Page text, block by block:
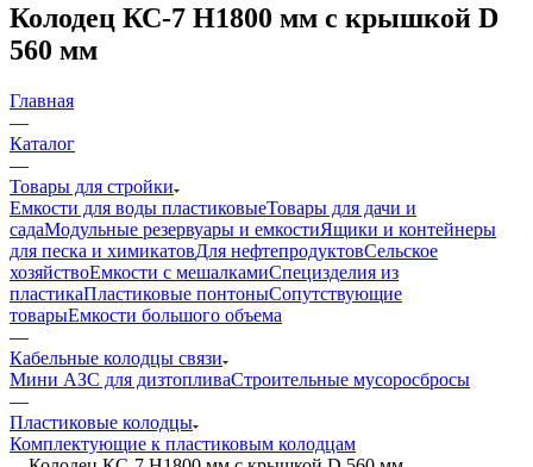
Колодец КС-7 H1800 мм с крышкой D
560 мм
Главная
—
Каталог
—
Товары для стройки
Емкости для воды пластиковыеТовары для дачи и
садаМодульные резервуары и емкостиЯщики и контейнеры
для песка и химикатовДля нефтепродуктовСельское
хозяйствоЕмкости с мешалкамиСпецизделия из
пластикаПластиковые понтоныСопутствующие
товарыЕмкости большого объема
—
Кабельные колодцы связи
Мини АЗС для дизтопливаСтроительные мусоросбросы
—
Пластиковые колодцы
Комплектующие к пластиковым колодцам